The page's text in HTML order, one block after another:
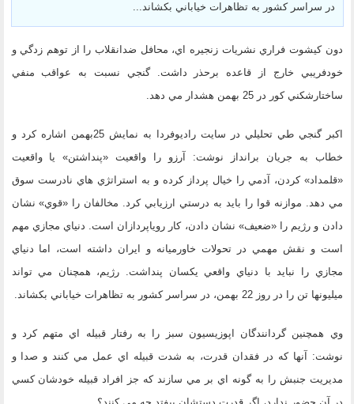
در سراسر كشور به تظاهرات خياباني بكشاند...
دون كيشوت فراري نشريات زنجيره اي، محافل ضدانقلاب را از توهم زدگي و
خودفريبي خارج از قاعده برحذر داشت. گنجي نسبت به عواقب منفي
ساختارشكني كور در 25 بهمن هشدار مي دهد.
اكبر گنجي طي تحليلي در سايت راديوفردا به نمايش 25بهمن اشاره كرد و
خطاب به جريان برانداز نوشت: آرزو را واقعيت «پنداشتن» يا واقعيت
«قلمداد» كردن، آدمي را خيال پرداز كرده و به استراتژي هاي نادرست سوق
مي دهد. موازنه قوا را بايد به درستي ارزيابي كرد. مخالفان را «قوي» نشان
دادن و رژيم را «ضعيف» نشان دادن، كار روياپردازان است. دنياي مجازي مهم
است و نقش مهمي در تحولات خاورميانه و ايران داشته است، اما دنياي
مجازي را نبايد با دنياي واقعي يكسان پنداشت. رژيم، همچنان مي تواند
ميليونها تن را در روز 22 بهمن، در سراسر كشور به تظاهرات خياباني بكشاند.
وي همچنين گردانندگان اپوزيسيون سبز را به رفتار قبيله اي متهم كرد و
نوشت: آنها كه در فقدان قدرت، به شدت قبيله اي عمل مي كنند و صدا و
مديريت جنبش را به گونه اي بر مي سازند كه جز افراد قبيله خودشان كسي